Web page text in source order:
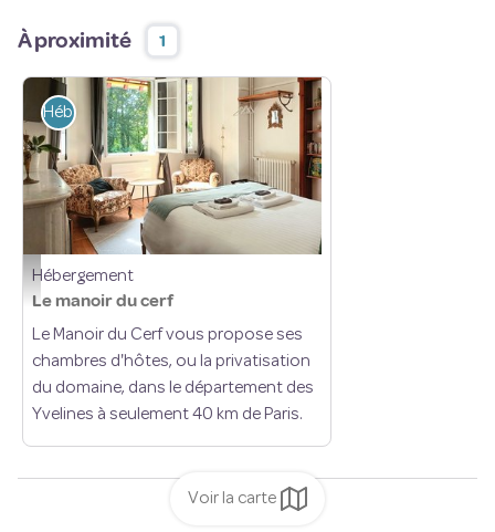
Voir la carte
À proximité 1
chambre - Manoir du cerf
Hébergement
Hébergement
Le manoir du cerf
Le Manoir du Cerf vous propose ses
chambres d'hôtes, ou la privatisation
du domaine, dans le département des
Yvelines à seulement 40 km de Paris.